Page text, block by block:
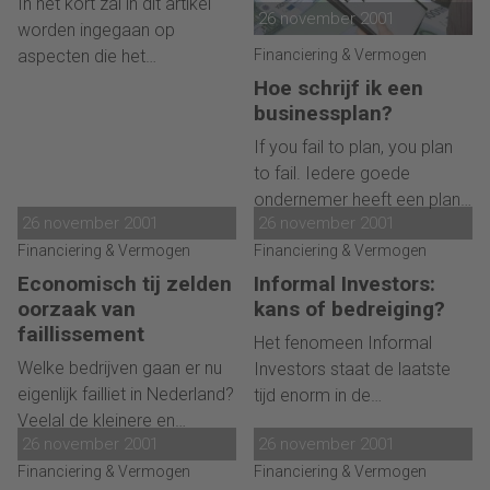
mogelijkheden staan er
open voor de schuldeisers.
worden ingegaan op
aspecten die het
schuldeisers. Uiteraard kan
deze beschouwing niet
volledig zijn, echter, deze
verschaft de lezer inzichten
op grond waarvan de
vragen en antwoorden van
het onderzoek kunnen
worden begrepen.
26 november 2001
Financiering & Vermogen
Hoe schrijf ik een
businessplan?
If you fail to plan, you plan
to fail. Iedere goede
ondernemer heeft een plan.
Of het nu in zijn hoofd zit, op
de achterkant van de
sigarenkist staat of keurig is
uitgeschreven, geen
ondernemer kan zonder. In
uitgeschreven versie niet erg
in te zijn. Veel ondernemers
zeggen: 'Het gaat al jaren
26 november 2001
Financiering & Vermogen
Economisch tij zelden
oorzaak van
faillissement
Welke bedrijven gaan er nu
eigenlijk failliet in Nederland?
Veelal de kleinere en
jongere bedrijven - maar dat
lijkt ook logisch, omdat zij nu
26 november 2001
Financiering & Vermogen
Informal Investors:
kans of bedreiging?
Het fenomeen Informal
Investors staat de laatste
tijd enorm in de
zal getracht worden deze
groep aanbieders van
26 november 2001
Financiering & Vermogen
26 november 2001
Financiering & Vermogen